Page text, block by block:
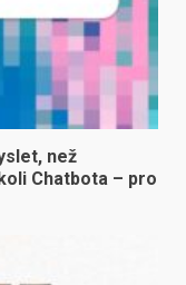
než
Chatbota – pro